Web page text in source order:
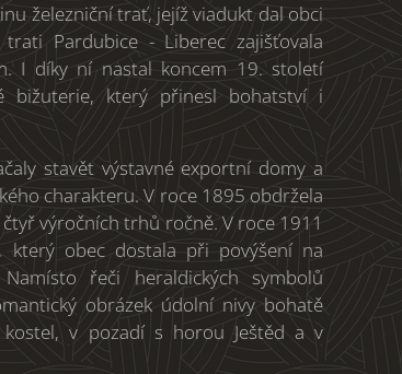
železniční trať, jejíž viadukt dal obci
Pardubice - Liberec zajišťovala
I díky ní nastal koncem 19. století
bižuterie, který přinesl bohatství i
stavět výstavné exportní domy a
charakteru. V roce 1895 obdržela
výročních trhů ročně. V roce 1911
který obec dostala při povýšení na
řeči heraldických symbolů
obrázek údolní nivy bohatě
v pozadí s horou Ještěd a v